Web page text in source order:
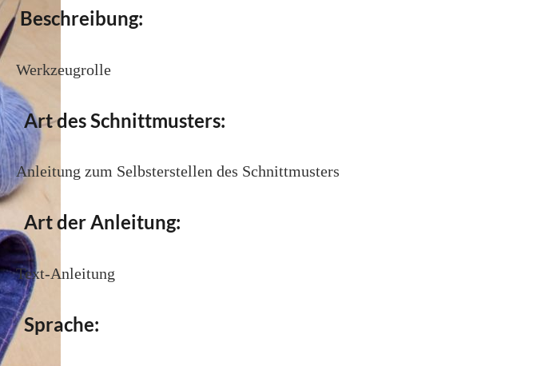
Beschreibung:
Werkzeugrolle
Art des Schnittmusters:
Anleitung zum Selbsterstellen des Schnittmusters
Art der Anleitung:
Text-Anleitung
Sprache: